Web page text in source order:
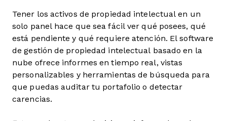
Tener los activos de propiedad intelectual en un
solo panel hace que sea fácil ver qué posees, qué
está pendiente y qué requiere atención. El software
de gestión de propiedad intelectual basado en la
nube ofrece informes en tiempo real, vistas
personalizables y herramientas de búsqueda para
que puedas auditar tu portafolio o detectar
carencias.